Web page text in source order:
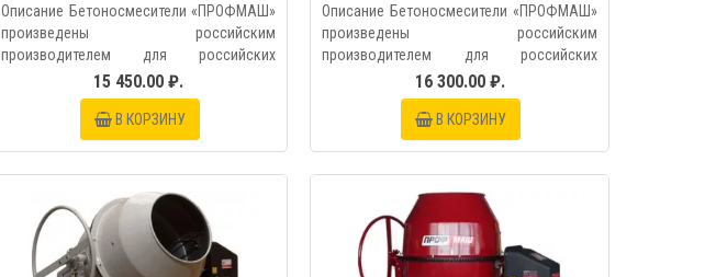
Описание Бетоносмесители «ПРОФМАШ»
произведены российским
производителем для российских
15 450.00 ₽.
В КОРЗИНУ
Описание Бетоносмесители «ПРОФМАШ»
произведены российским
производителем для российских
16 300.00 ₽.
В КОРЗИНУ
БЫСТРЫЙ ПРОСМОТР БЫСТРЫЙ ПРОСМОТР